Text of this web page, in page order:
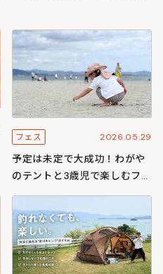
フェス 2026.05.29
予定は未定で大成功！わがや
のテントと3歳児で楽しむフェ
スキャンプ